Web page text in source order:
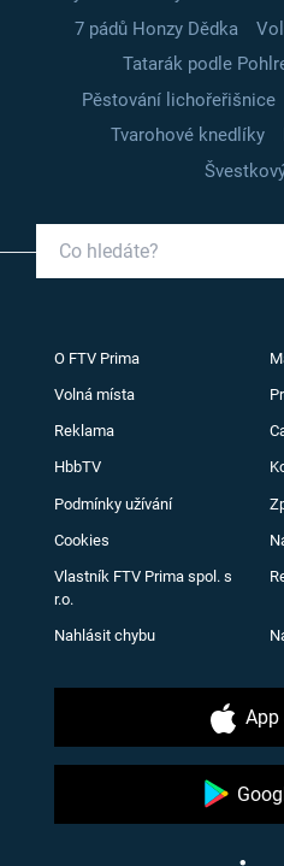
7 pádů Honzy Dědka
Tatarák podle
Pěstování lichořeřišnice
Tvarohové knedlíky
O FTV Prima
Volná místa
Reklama
HbbTV
Podmínky užívání
Cookies
Vlastník FTV Prima spol. s
r.o.
Nahlásit chybu
App